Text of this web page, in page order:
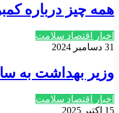
همه چیز درباره
اخبار اقتصاد سلامت
31 دسامبر 2024
وزیر بهداشت به
اخبار اقتصاد سلامت
15 اکتبر 2025